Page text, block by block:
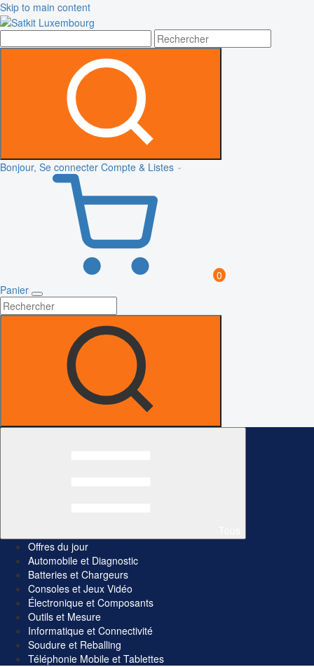
Skip to main content
Bonjour, Se connecter Compte & Listes
0
Panier
Offres du jour
Automobile et Diagnostic
Batteries et Chargeurs
Consoles et Jeux Vidéo
Électronique et Composants
Outils et Mesure
Informatique et Connectivité
Soudure et Reballing
Téléphonie Mobile et Tablettes